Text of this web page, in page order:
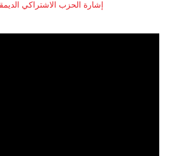
إشارة الحزب الاشتراكي